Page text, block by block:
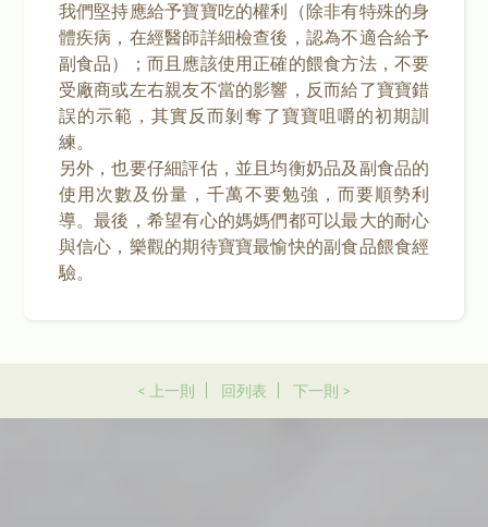
我們堅持應給予寶寶吃的權利（除非有特殊的身
體疾病，在經醫師詳細檢查後，認為不適合給予
副食品）；而且應該使用正確的餵食方法，不要
受廠商或左右親友不當的影響，反而給了寶寶錯
誤的示範，其實反而剝奪了寶寶咀嚼的初期訓
練。
另外，也要仔細評估，並且均衡奶品及副食品的
使用次數及份量，千萬不要勉強，而要順勢利
導。最後，希望有心的媽媽們都可以最大的耐心
與信心，樂觀的期待寶寶最愉快的副食品餵食經
驗。
< 上一則 回列表 下一則 >